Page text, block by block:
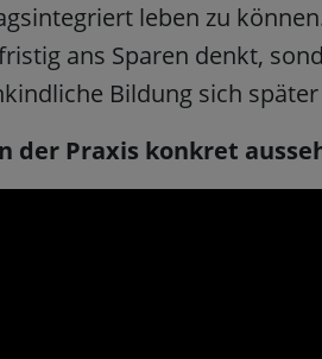
leben zu
ans Sparen denkt,
Bildung sich
der Praxis konkret